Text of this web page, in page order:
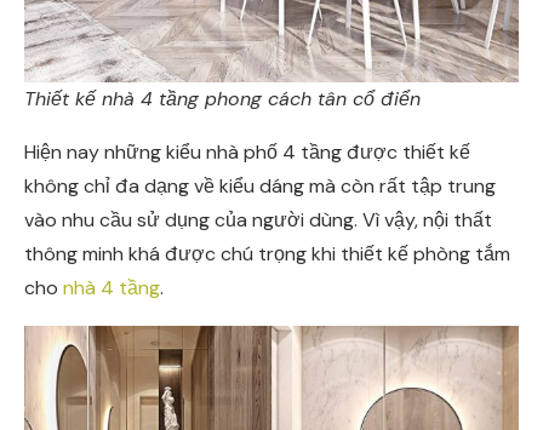
Thiết kế nhà 4 tầng phong cách tân cổ điển
Hiện nay những kiểu nhà phố 4 tầng được thiết kế
không chỉ đa dạng về kiểu dáng mà còn rất tập trung
vào nhu cầu sử dụng của người dùng. Vì vậy, nội thất
thông minh khá được chú trọng khi thiết kế phòng tắm
cho nhà 4 tầng.